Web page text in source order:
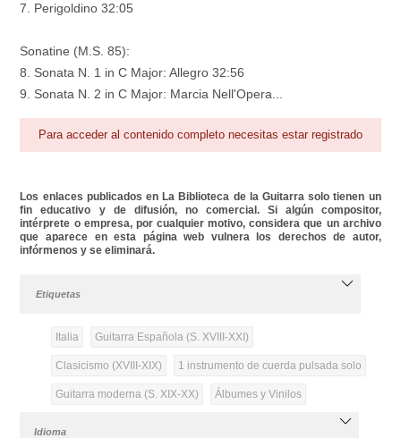
7. Perigoldino 32:05
Sonatine (M.S. 85):
8. Sonata N. 1 in C Major: Allegro 32:56
9. Sonata N. 2 in C Major: Marcia Nell'Opera...
Para acceder al contenido completo necesitas estar registrado
Los enlaces publicados en La Biblioteca de la Guitarra solo tienen un
fin educativo y de difusión, no comercial. Si algún compositor,
intérprete o empresa, por cualquier motivo, considera que un archivo
que aparece en esta página web vulnera los derechos de autor,
infórmenos y se eliminará.
Etiquetas
Italia Guitarra Española (S. XVIII-XXI)
Clasicismo (XVIII-XIX) 1 instrumento de cuerda pulsada solo
Guitarra moderna (S. XIX-XX) Álbumes y Vinilos
Idioma